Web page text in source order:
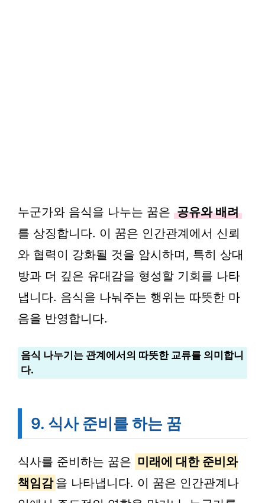
누군가와 음식을 나누는 꿈은 공유와 배려
를 상징합니다. 이 꿈은 인간관계에서 신뢰
와 협력이 강화될 것을 암시하며, 특히 상대
방과 더 깊은 유대감을 형성할 기회를 나타
냅니다. 음식을 나눠주는 행위는 따뜻한 마
음을 반영합니다.
음식 나누기는 관계에서의 따뜻한 교류를 의미합니
다.
9. 식사 준비를 하는 꿈
식사를 준비하는 꿈은 미래에 대한 준비와
책임감 을 나타냅니다. 이 꿈은 인간관계나